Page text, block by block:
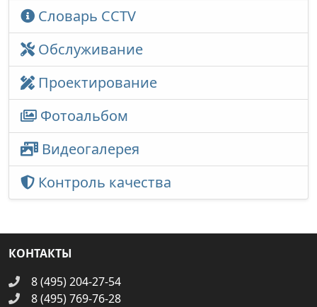
Словарь CCTV
Обслуживание
Проектирование
Фотоальбом
Видеогалерея
Контроль качества
КОНТАКТЫ
8 (495) 204-27-54
8 (495) 769-76-28